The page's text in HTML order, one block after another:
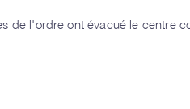
de l'ordre ont évacué le centre